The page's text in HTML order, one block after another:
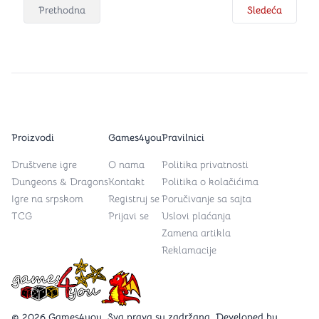
Prethodna Sledeća
Games4you logo
Proizvodi
Društvene igre
Dungeons & Dragons
Igre na srpskom
TCG
Games4you
O nama
Kontakt
Registruj se
Prijavi se
Pravilnici
Politika privatnosti
Politika o kolačićima
Poručivanje sa sajta
Uslovi plaćanja
Zamena artikla
Reklamacije